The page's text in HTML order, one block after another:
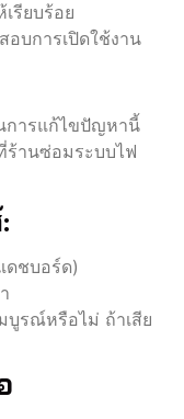
รียบร้อย
อบการเปิดใช้งาน
การแก้ไขปัญหานี้
านซ่อมระบบไฟ
ดชบอร์ด)
บูรณ์หรือไม่ ถ้าเสีย